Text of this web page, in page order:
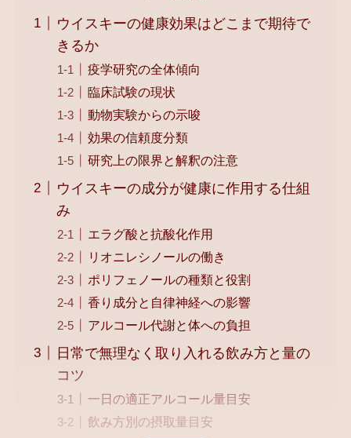
ウイスキーの健康効果はどこまで期待で
きるか
疫学研究の全体傾向
臨床試験の現状
動物実験からの示唆
効果の信頼度分類
研究上の限界と解釈の注意
ウイスキーの成分が健康に作用する仕組
み
エラグ酸と抗酸化作用
リオニレシノールの働き
ポリフェノールの種類と役割
香り成分と自律神経への影響
アルコール代謝と体への負担
日常で無理なく取り入れる飲み方と量の
コツ
一日の適正アルコール量目安
飲み方別の摂取量目安